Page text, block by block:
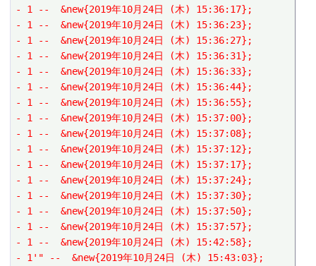
- 1 --  &new{2019年10月24日 (木) 15:36:17};
- 1 --  &new{2019年10月24日 (木) 15:36:23};
- 1 --  &new{2019年10月24日 (木) 15:36:27};
- 1 --  &new{2019年10月24日 (木) 15:36:31};
- 1 --  &new{2019年10月24日 (木) 15:36:33};
- 1 --  &new{2019年10月24日 (木) 15:36:44};
- 1 --  &new{2019年10月24日 (木) 15:36:55};
- 1 --  &new{2019年10月24日 (木) 15:37:00};
- 1 --  &new{2019年10月24日 (木) 15:37:08};
- 1 --  &new{2019年10月24日 (木) 15:37:12};
- 1 --  &new{2019年10月24日 (木) 15:37:17};
- 1 --  &new{2019年10月24日 (木) 15:37:24};
- 1 --  &new{2019年10月24日 (木) 15:37:30};
- 1 --  &new{2019年10月24日 (木) 15:37:50};
- 1 --  &new{2019年10月24日 (木) 15:37:57};
- 1 --  &new{2019年10月24日 (木) 15:42:58};
- 1'" --  &new{2019年10月24日 (木) 15:43:03};